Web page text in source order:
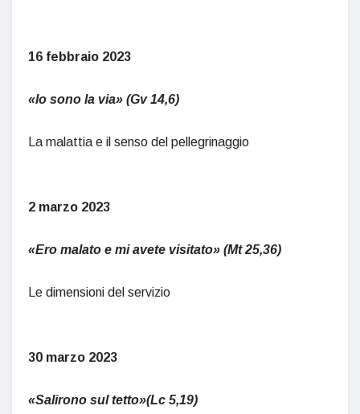
16 febbraio 2023
«Io sono la via» (Gv 14,6)
La malattia e il senso del pellegrinaggio
2 marzo 2023
«Ero malato e mi avete visitato» (Mt 25,36)
Le dimensioni del servizio
30 marzo 2023
«Salirono sul tetto»(Lc 5,19)